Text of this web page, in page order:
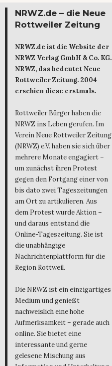
NRWZ.de – die Neue
Rottweiler Zeitung
NRWZ.de ist die Website der
NRWZ Verlag GmbH & Co. KG.
NRWZ, das bedeutet Neue
Rottweiler Zeitung. 2004
erschien diese erstmals.
Rottweiler Bürger haben die
NRWZ ins Leben gerufen. Im
Verein Neue Rottweiler Zeitung
(NRWZ) e.V. haben sie sich über
mehrere Monate engagiert –
um zunächst ihren Protest
gegen den Fortgang einer von
bis dato zwei Tageszeitungen
am Ort zu artikulieren. Aus
dem Protest wurde Aktion –
und daraus entstand die
Online-Tageszeitung. Sie ist
die unabhängige
Nachrichtenplattform für die
Region Rottweil.
Die NRWZ ist ein einzigartiges
Medium und genießt
nachweislich eine hohe
Aufmerksamkeit – gerade auch
online. Sie bietet eine
interessante und gerne
gelesene Mischung aus